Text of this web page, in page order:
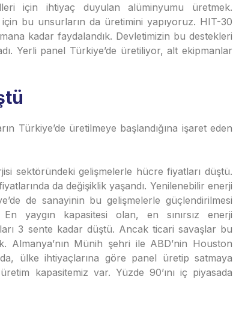
için ihtiyaç duyulan alüminyumu üretmek.
bu unsurların da üretimini yapıyoruz. HIT-30
kadar faydalandık. Devletimizin bu destekleri
Yerli panel Türkiye’de üretiliyor, alt ekipmanlar
Türkiye’de üretilmeye başlandığına işaret eden
sektöründeki gelişmelerle hücre fiyatları düştü.
da değişiklik yaşandı. Yenilenebilir enerji
de sanayinin bu gelişmelerle güçlendirilmesi
yaygın kapasitesi olan, en sınırsız enerji
3 sente kadar düştü. Ancak ticari savaşlar bu
Almanya’nın Münih şehri ile ABD’nin Houston
ülke ihtiyaçlarına göre panel üretip satmaya
kapasitemiz var. Yüzde 90’ını iç piyasada